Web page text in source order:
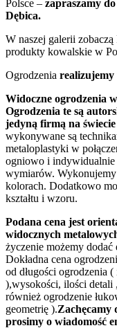
Polsce – zapraszamy
Dębica.
W naszej galerii
produkty kowalskie w
Ogrodzenia realizujemy
Widoczne ogrodzenia
Ogrodzenia te są
jedyną firmą na
wykonywane są
metaloplastyki w
ogniowo i indywidualnie
wymiarów.
kolorach. Dodatkowo
kształtu i wzoru.
Podana cena jest
widocznych
życzenie możemy dodać
Dokładna cena
od długości ogrodzenia
),wysokości, ilości detali
również ogrodzenie
geometrię ).Zachęcamy
prosimy o wiadomość